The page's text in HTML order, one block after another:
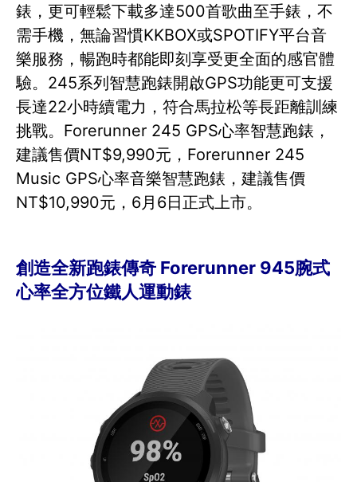
錶，更可輕鬆下載多達500首歌曲至手錶，不
需手機，無論習慣KKBOX或SPOTIFY平台音
樂服務，暢跑時都能即刻享受更全面的感官體
驗。245系列智慧跑錶開啟GPS功能更可支援
長達22小時續電力，符合馬拉松等長距離訓練
挑戰。Forerunner 245 GPS心率智慧跑錶，
建議售價NT$9,990元，Forerunner 245
Music GPS心率音樂智慧跑錶，建議售價
NT$10,990元，6月6日正式上市。
創造全新跑錶傳奇 Forerunner 945腕式
心率全方位鐵人運動錶